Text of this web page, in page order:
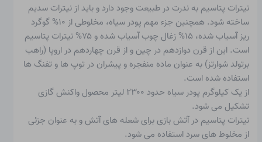
نیترات پتاسیم به ندرت در طبیعت وجود دارد و باید از نیترات سدیم
ساخته شود. همچنین جزء مهم پودر سیاه، مخلوطی از ۱۰% گوگرد
ریز آسیاب شده، ۱۵% زغال چوب آسیاب شده و ۷۵% نیترات پتاسیم
است. این از قرن دوازدهم در چین و از قرن چهاردهم در اروپا (راهب
برتولد شوارتز) به عنوان ماده منفجره و پیشران در توپ ها و تفنگ ها
استفاده شده است.
از یک کیلوگرم پودر سیاه حدود ۲۳۰۰ لیتر محصول واکنش گازی
تشکیل می شود.
نیترات پتاسیم در آتش بازی برای شعله های آتش و به عنوان جزئی
از مخلوط های سرد استفاده می شود.